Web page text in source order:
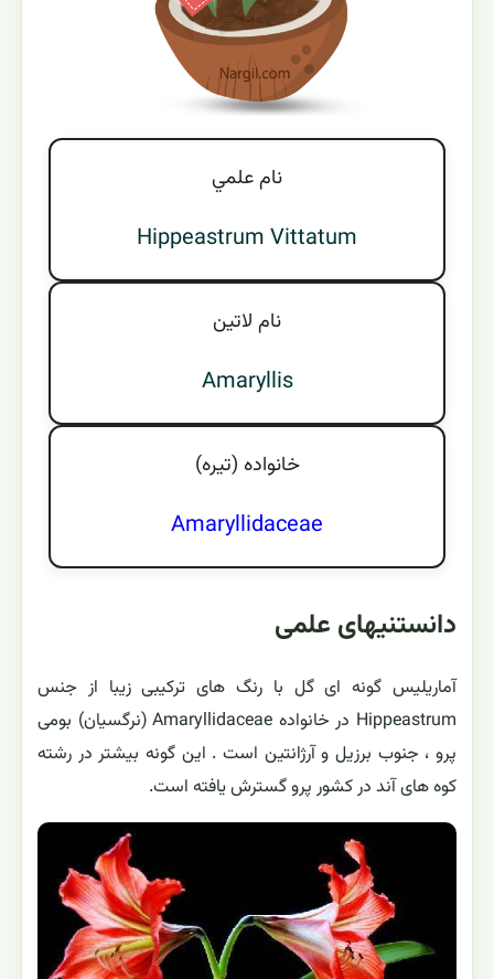
نام علمي
Hippeastrum Vittatum
نام لاتين
Amaryllis
خانواده (تيره)
Amaryllidaceae
دانستنیهای علمی
آماریلیس گونه ای گل با رنگ های ترکیبی زیبا از جنس
Hippeastrum در خانواده Amaryllidaceae (نرگسیان) بومی
پرو ، جنوب برزیل و آرژانتین است . این گونه بیشتر در رشته
کوه های آند در کشور پرو گسترش یافته است.